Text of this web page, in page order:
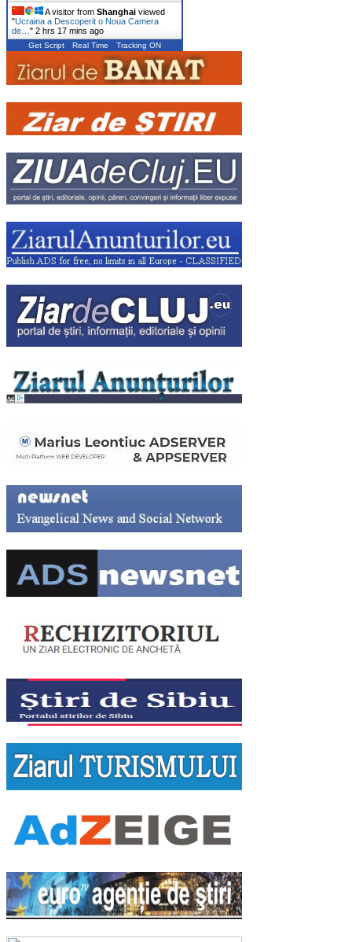
A visitor from Shanghai viewed
"Ucraina a Descoperit o Noua Camera
de…" 2 hrs 17 mins ago
Get Script Real Time Tracking ON